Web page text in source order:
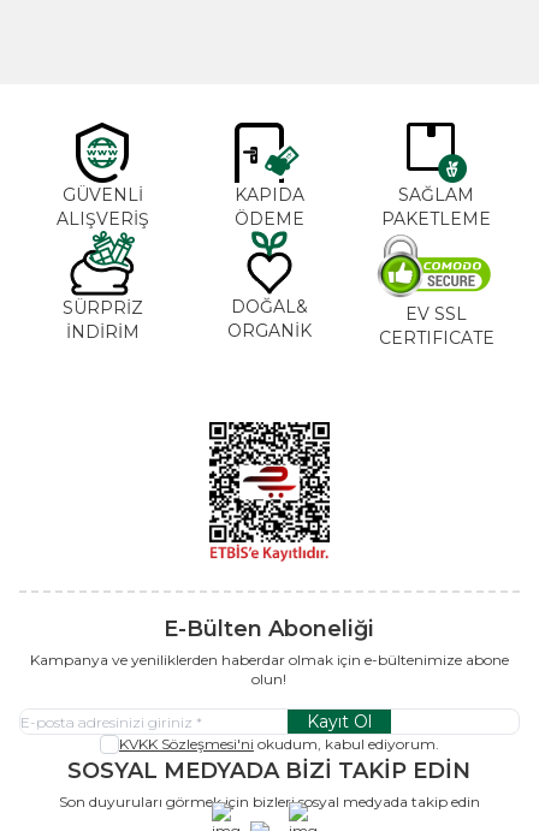
GÜVENLİ
ALIŞVERİŞ
KAPIDA
ÖDEME
SAĞLAM
PAKETLEME
SÜRPRİZ
İNDİRİM
DOĞAL&
ORGANİK
EV SSL
CERTIFICATE
E-Bülten Aboneliği
Kampanya ve yeniliklerden haberdar olmak için e-bültenimize abone
olun!
Kayıt Ol
KVKK Sözleşmesi'ni okudum, kabul ediyorum.
SOSYAL MEDYADA BİZİ TAKİP EDİN
Son duyuruları görmek için bizleri sosyal medyada takip edin